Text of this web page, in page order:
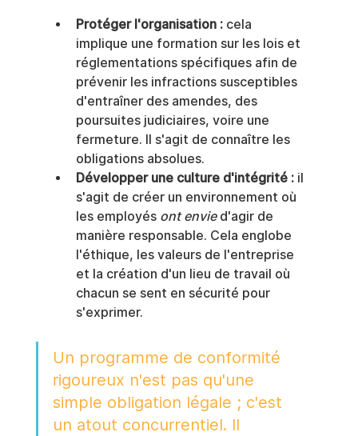
Protéger l'organisation : cela
implique une formation sur les lois et
réglementations spécifiques afin de
prévenir les infractions susceptibles
d'entraîner des amendes, des
poursuites judiciaires, voire une
fermeture. Il s'agit de connaître les
obligations absolues.
Développer une culture d'intégrité : il
s'agit de créer un environnement où
les employés ont envie d'agir de
manière responsable. Cela englobe
l'éthique, les valeurs de l'entreprise
et la création d'un lieu de travail où
chacun se sent en sécurité pour
s'exprimer.
Un programme de conformité
rigoureux n'est pas qu'une
simple obligation légale ; c'est
un atout concurrentiel. Il